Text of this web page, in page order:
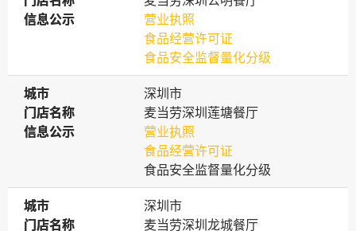
信息公示
信息公示
营业执照
食品经营许可证
食品安全监督量化分级
城市
城市
深圳市
门店名称
门店名称
麦当劳深圳莲塘餐厅
信息公示
信息公示
营业执照
食品经营许可证
食品安全监督量化分级
城市
城市
深圳市
门店名称
门店名称
麦当劳深圳龙城餐厅